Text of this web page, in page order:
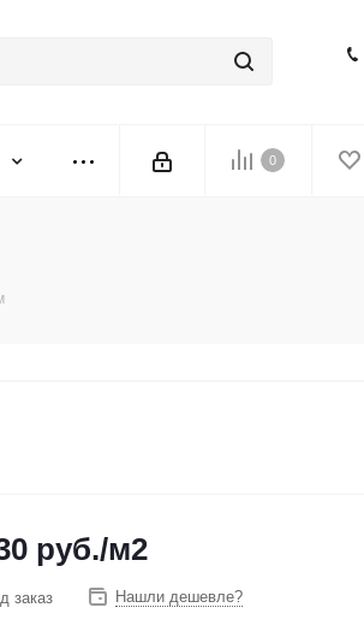
0
руб./м2
заказ Нашли дешевле?